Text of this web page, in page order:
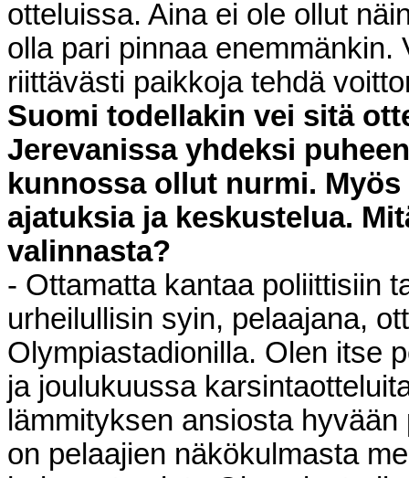
otteluissa. Aina ei ole ollut
olla pari pinnaa
riittävästi paikkoja tehdä
Suomi todellakin vei sitä
Jerevanissa yhdeksi
kunnossa ollut nurmi.
ajatuksia ja keskustelua.
valinnasta?
- Ottamatta kantaa poliittisiin
urheilullisin syin, pelaajana,
Olympiastadionilla. Olen itse
ja joulukuussa
lämmityksen ansiosta
on pelaajien näkökulmasta